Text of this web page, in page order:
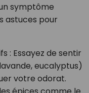
symptôme
astuces pour
: Essayez de sentir
eucalyptus)
votre odorat.